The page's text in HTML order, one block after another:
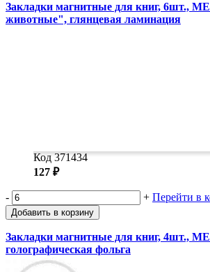
Закладки магнитные для книг, 6шт.,
животные", глянцевая ламинация
Код 371434
127 ₽
- + Перейти в
Добавить в корзину
Закладки магнитные для книг, 4шт.,
голографическая фольга